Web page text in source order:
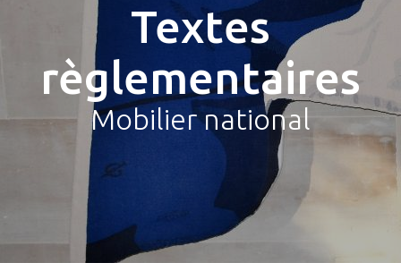
Textes
règlementaires
Mobilier national